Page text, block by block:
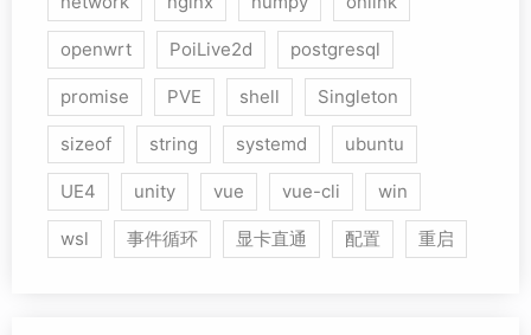
openwrt PoiLive2d postgresql
promise PVE shell Singleton
sizeof string systemd ubuntu
UE4 unity vue vue-cli win
wsl 事件循环 显卡直通 配置 重启